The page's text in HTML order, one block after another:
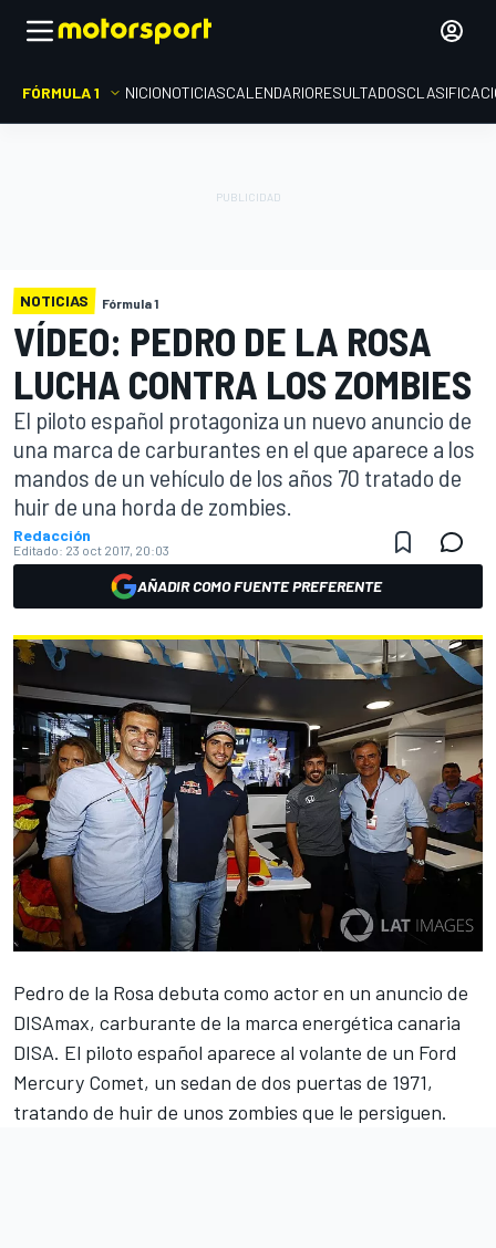
FÓRMULA 1 INICIONOTICIASCALENDARIORESULTADOS
NOTICIAS Fórmula 1
VÍDEO: PEDRO DE LA ROSA
LUCHA CONTRA LOS ZOMBIES
El piloto español protagoniza un nuevo anuncio de
una marca de carburantes en el que aparece a los
mandos de un vehículo de los años 70 tratado de
huir de una horda de zombies.
Redacción
Editado: 23 oct 2017, 20:03
AÑADIR COMO FUENTE PREFERENTE
Pedro de la Rosa debuta como actor en un anuncio de
DISAmax, carburante de la marca energética canaria
DISA. El piloto español aparece al volante de un Ford
Mercury Comet, un sedan de dos puertas de 1971,
tratando de huir de unos zombies que le persiguen.